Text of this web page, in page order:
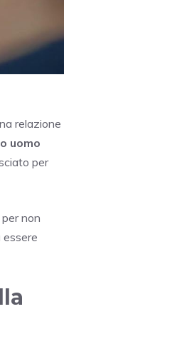
relazione
uomo
per
non
essere